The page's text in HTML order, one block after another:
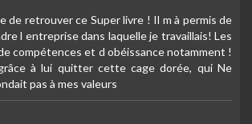
de retrouver ce Super livre ! Il m à permis de
l entreprise dans laquelle je travaillais! Les
compétences et d obéissance notamment !
à lui quitter cette cage dorée, qui Ne
pas à mes valeurs